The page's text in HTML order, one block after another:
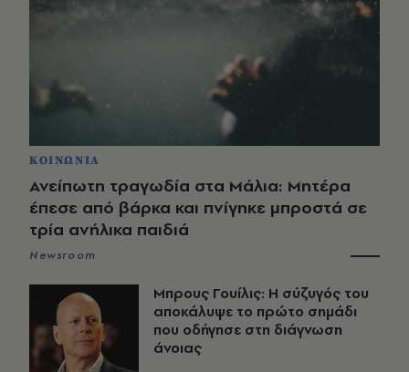
ΚΟΙΝΩΝΙΑ
Ανείπωτη τραγωδία στα Μάλια: Μητέρα
έπεσε από βάρκα και πνίγηκε μπροστά σε
τρία ανήλικα παιδιά
Newsroom
Μπρους Γουίλις: Η σύζυγός του
αποκάλυψε το πρώτο σημάδι
που οδήγησε στη διάγνωση
άνοιας